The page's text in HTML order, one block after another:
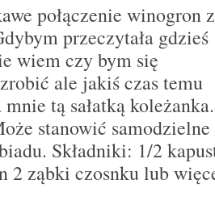
połączenie winogron z
przeczytała gdzieś
wiem czy bym się
ale jakiś czas temu
mnie tą sałatką
stanowić
Składniki: 1/2
2 ząbki czosnku lub